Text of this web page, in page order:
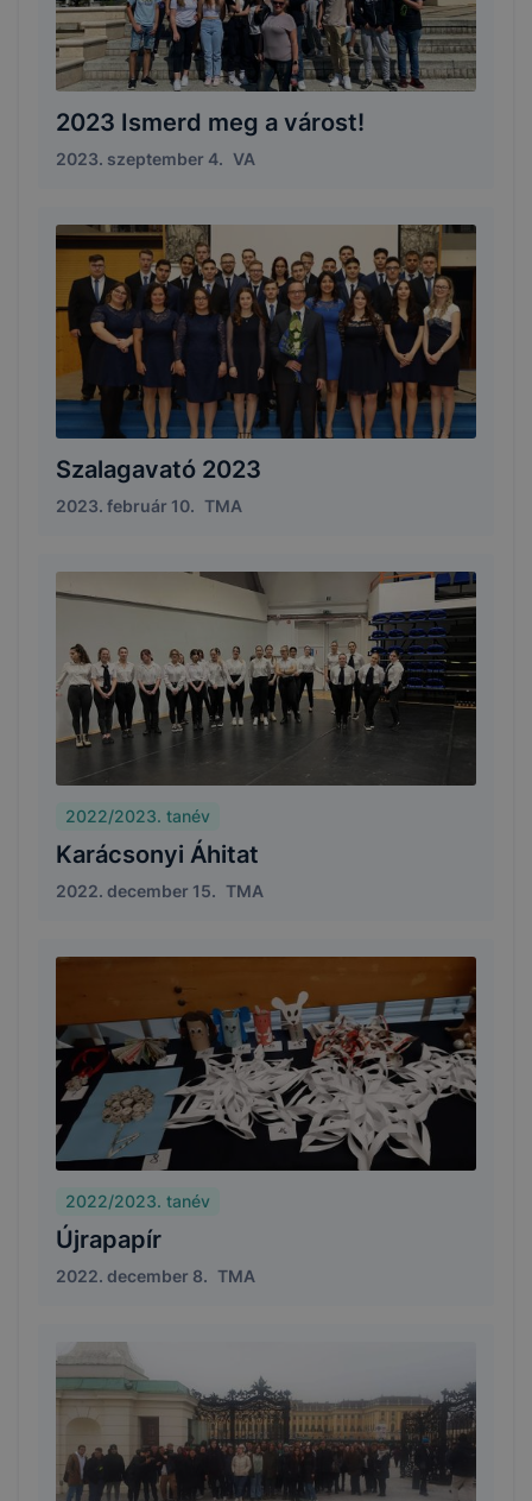
2023 Ismerd meg a várost!
2023. szeptember 4. VA
Szalagavató 2023
2023. február 10. TMA
2022/2023. tanév
Karácsonyi Áhitat
2022. december 15. TMA
2022/2023. tanév
Újrapapír
2022. december 8. TMA